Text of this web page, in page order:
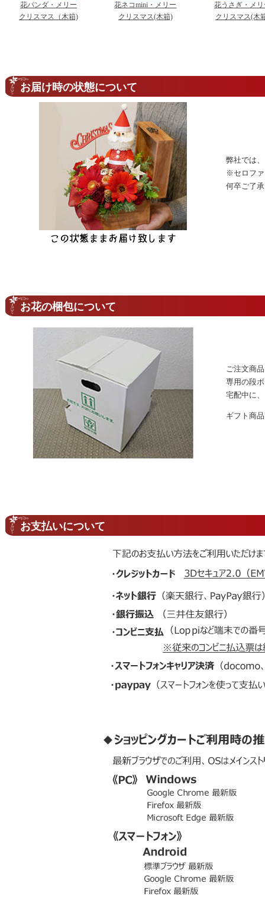
花パンダ・メリー
クリスマス（木箱)
花ネコmini・メリー
クリスマス(木箱)
花うさぎ・メ
クリスマス(木
お届け時の状態について
弊社では
※セロファ
何卒ご了
お花の梱包について
ご注文商
専用の段
宅配中に
ギフト商
お支払いについて